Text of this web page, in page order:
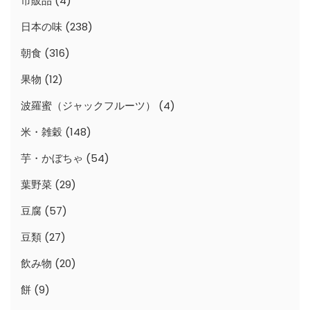
日本の味 (238)
朝食 (316)
果物 (12)
波羅蜜（ジャックフルーツ）
(4)
米・雑穀 (148)
芋・かぼちゃ (54)
葉野菜 (29)
豆腐 (57)
豆類 (27)
飲み物 (20)
餅 (9)